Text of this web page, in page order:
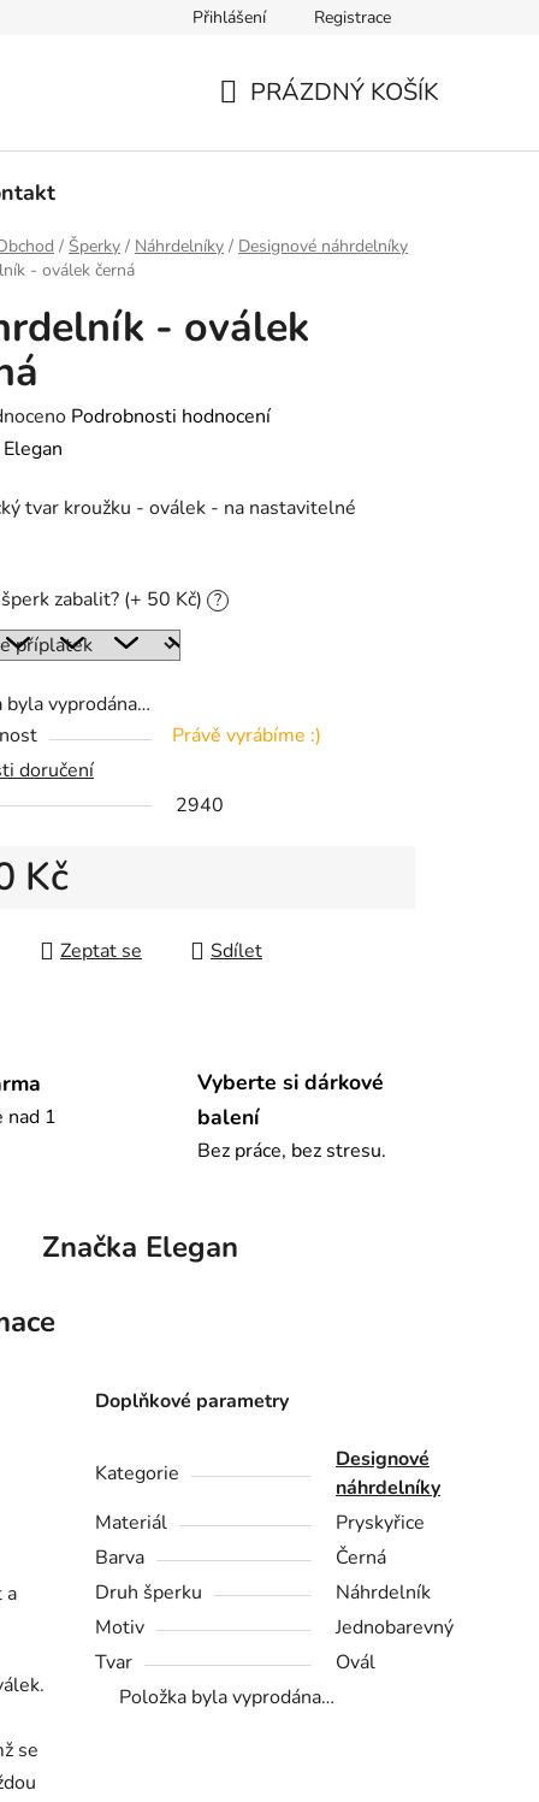
ochrany osobních údajů Ověřování recenzí
Přihlášení Registrace
PRÁZDNÝ KOŠÍK
/ Šperky / Náhrdelníky / Designové náhrdelníky
- oválek černá
- oválek
Podrobnosti hodnocení
Elegan
tvar kroužku - oválek - na nastavitelné
zabalit? (+ 50 Kč) ?
byla vyprodána…
Právě vyrábíme :)
doručení
2940
Kč
Zeptat se Sdílet
nad 1
Vyberte si dárkové
balení
Bez práce, bez stresu.
Značka Elegan
a
se
Doplňkové parametry
Kategorie
Designové
náhrdelníky
Materiál
Pryskyřice
Barva
Černá
Druh šperku
Náhrdelník
Motiv
Jednobarevný
Tvar
Ovál
Položka byla vyprodána…